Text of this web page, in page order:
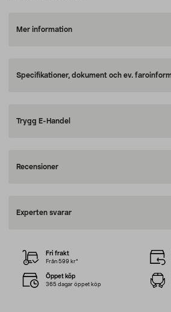
Mer information
Specifikationer, dokument och ev.
Trygg E-Handel
Recensioner
Experten svarar
Fri frakt
Från 599 kr*
Öppet köp
365 dagar öppet köp